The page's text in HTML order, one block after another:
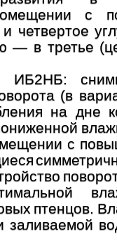
с
четвертое
— в третье
ИБ2НБ:
(в
на дне
с
птенцов.
заливаемой